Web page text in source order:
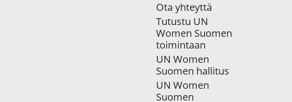
Ota yhteyttä
Tutustu UN
Women Suomen
toimintaan
UN Women
Suomen hallitus
UN Women
Suomen